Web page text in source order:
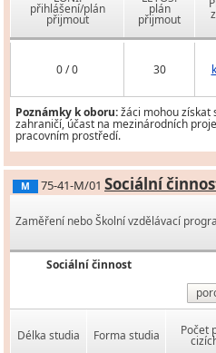
přihlášení/plán
přijmout
plán
přijmout
0 / 0 30
Poznámky k oboru:žáci mohou získat
zahraničí, účast na mezinárodních
pracovním prostředí.
M 75-41-M/01 Sociální
Zaměření nebo Školní vzdělávací
Sociální činnost
Délka studia Forma studia Počet